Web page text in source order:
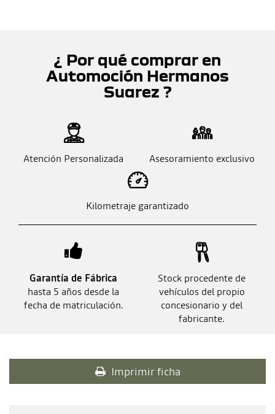
¿ Por qué comprar en
Automoción Hermanos
Suarez ?
Atención Personalizada Asesoramiento exclusivo
Kilometraje garantizado
Garantía de Fábrica
hasta 5 años desde la
fecha de matriculación.
Stock procedente de
vehículos del propio
concesionario y del
fabricante.
Imprimir ficha